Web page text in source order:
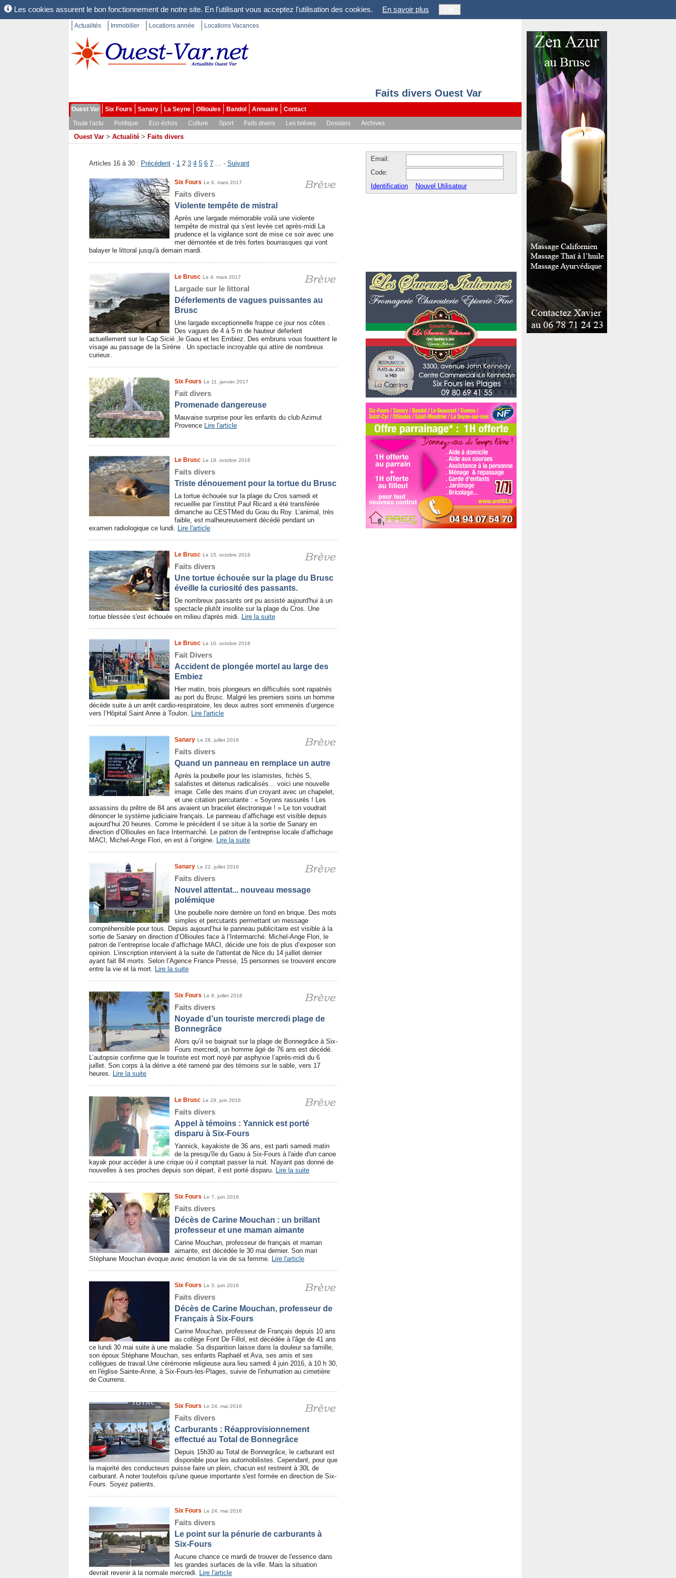
Les cookies assurent le bon fonctionnement de notre site. En l'utilisant vous acceptez l'utilisation des cookies. En savoir plus
Actualités Immobilier Locations année Locations Vacances
Faits divers Ouest Var
Ouest Var Six Fours Sanary La Seyne Ollioules Bandol Annuaire
Contact
Toute l'actu
Politique Eco échos Culture Sport Faits divers Les brèves Dossiers Archives
Ouest Var > Actualité > Faits divers
Articles 16 à 30 : Précédent - 1 2 3 4 5 6 7 ... - Suivant
Six Fours Le 6. mars 2017
Faits divers
Violente tempête de mistral
Après une largade mémorable voilà une violente
tempête de mistral qui s'est levée cet après-midi.La
prudence et la vigilance sont de mise ce soir avec une
mer démontée et de très fortes bourrasques qui vont
balayer le littoral jusqu'à demain mardi.
Le Brusc Le 4. mars 2017
Largade sur le littoral
Déferlements de vagues puissantes au
Brusc
Une largade exceptionnelle frappe ce jour nos côtes .
Des vagues de 4 à 5 m de hauteur deferlent
actuellement sur le Cap Sicié ,le Gaou et les Embiez. Des embruns vous fouettent le
visage au passage de la Sirène . Un spectacle incroyable qui attire de nombreux
curieux.
Six Fours Le 11. janvier 2017
Fait divers
Promenade dangereuse
Mauvaise surprise pour les enfants du club Azimut
Provence Lire l'article
Le Brusc Le 18. octobre 2016
Faits divers
Triste dénouement pour la tortue du Brusc
La tortue échouée sur la plage du Cros samedi et
recueillie par l’institut Paul Ricard a été transférée
dimanche au CESTMed du Grau du Roy. L’animal, très
faible, est malheureusement décédé pendant un
examen radiologique ce lundi. Lire l'article
Le Brusc Le 15. octobre 2016
Faits divers
Une tortue échouée sur la plage du Brusc
éveille la curiosité des passants.
De nombreux passants ont pu assisté aujourd'hui à un
spectacle plutôt insolite sur la plage du Cros. Une
tortue blessée s'est échouée en milieu d'après midi. Lire la suite
Le Brusc Le 10. octobre 2016
Fait Divers
Accident de plongée mortel au large des
Embiez
Hier matin, trois plongeurs en difficultés sont rapatriés
au port du Brusc. Malgré les premiers soins un homme
décède suite à un arrêt cardio-respiratoire, les deux autres sont emmenés d’urgence
vers l’Hôpital Saint Anne à Toulon. Lire l'article
Sanary Le 28. juillet 2016
Faits divers
Quand un panneau en remplace un autre
Après la poubelle pour les islamistes, fichés S,
salafistes et détenus radicalisés… voici une nouvelle
image. Celle des mains d’un croyant avec un chapelet,
et une citation percutante : « Soyons rassurés ! Les
assassins du prêtre de 84 ans avaient un bracelet électronique ! » Le ton voudrait
dénoncer le système judiciaire français. Le panneau d’affichage est visible depuis
aujourd’hui 20 heures. Comme le précédent il se situe à la sortie de Sanary en
direction d’Ollioules en face Intermarché. Le patron de l’entreprise locale d’affichage
MACI, Michel-Ange Flori, en est à l’origine. Lire la suite
Sanary Le 22. juillet 2016
Faits divers
Nouvel attentat... nouveau message
polémique
Une poubelle noire derrière un fond en brique. Des mots
simples et percutants permettant un message
compréhensible pour tous. Depuis aujourd’hui le panneau publicitaire est visible à la
sortie de Sanary en direction d’Ollioules face à l’Intermarché. Michel-Ange Flori, le
patron de l’entreprise locale d’affichage MACI, décide une fois de plus d’exposer son
opinion. L’inscription intervient à la suite de l'attentat de Nice du 14 juillet dernier
ayant fait 84 morts. Selon l’Agence France Presse, 15 personnes se trouvent encore
entre la vie et la mort. Lire la suite
Six Fours Le 8. juillet 2016
Faits divers
Noyade d’un touriste mercredi plage de
Bonnegrâce
Alors qu’il se baignait sur la plage de Bonnegrâce à Six-
Fours mercredi, un homme âgé de 76 ans est décédé.
L’autopsie confirme que le touriste est mort noyé par asphyxie l’après-midi du 6
juillet. Son corps à la dérive a été ramené par des témoins sur le sable, vers 17
heures. Lire la suite
Le Brusc Le 29. juin 2016
Faits divers
Appel à témoins : Yannick est porté
disparu à Six-Fours
Yannick, kayakiste de 36 ans, est parti samedi matin
de la presqu'île du Gaou à Six-Fours à l'aide d'un canoe
kayak pour accéder à une crique où il comptait passer la nuit. N'ayant pas donné de
nouvelles à ses proches depuis son départ, il est porté disparu. Lire la suite
Six Fours Le 7. juin 2016
Faits divers
Décès de Carine Mouchan : un brillant
professeur et une maman aimante
Carine Mouchan, professeur de français et maman
aimante, est décédée le 30 mai dernier. Son mari
Stéphane Mouchan évoque avec émotion la vie de sa femme. Lire l'article
Six Fours Le 3. juin 2016
Faits divers
Décès de Carine Mouchan, professeur de
Français à Six-Fours
Carine Mouchan, professeur de Français depuis 10 ans
au collège Font De Fillol, est décédée à l'âge de 41 ans
ce lundi 30 mai suite à une maladie. Sa disparition laisse dans la douleur sa famille,
son époux Stéphane Mouchan, ses enfants Raphaël et Ava, ses amis et ses
collègues de travail.Une cérémonie religieuse aura lieu samedi 4 juin 2016, à 10 h 30,
en l'église Sainte-Anne, à Six-Fours-les-Plages, suivie de l'inhumation au cimetière
de Courrens.
Six Fours Le 24. mai 2016
Faits divers
Carburants : Réapprovisionnement
effectué au Total de Bonnegrâce
Depuis 15h30 au Total de Bonnegrâce, le carburant est
disponible pour les automobilistes. Cependant, pour que
la majorité des conducteurs puisse faire un plein, chacun est restreint à 30L de
carburant. A noter toutefois qu'une queue importante s'est formée en direction de Six-
Fours. Soyez patients.
Six Fours Le 24. mai 2016
Faits divers
Le point sur la pénurie de carburants à
Six-Fours
Aucune chance ce mardi de trouver de l'essence dans
les grandes surfaces de la ville. Mais la situation
devrait revenir à la normale mercredi. Lire l'article
Email:
Code:
Identification
Nouvel Utilisateur